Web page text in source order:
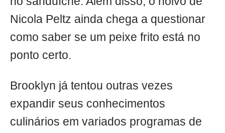
Nicola Peltz ainda chega a questionar
como saber se um peixe frito está no
ponto certo.
Brooklyn já tentou outras vezes
expandir seus conhecimentos
culinários em variados programas de